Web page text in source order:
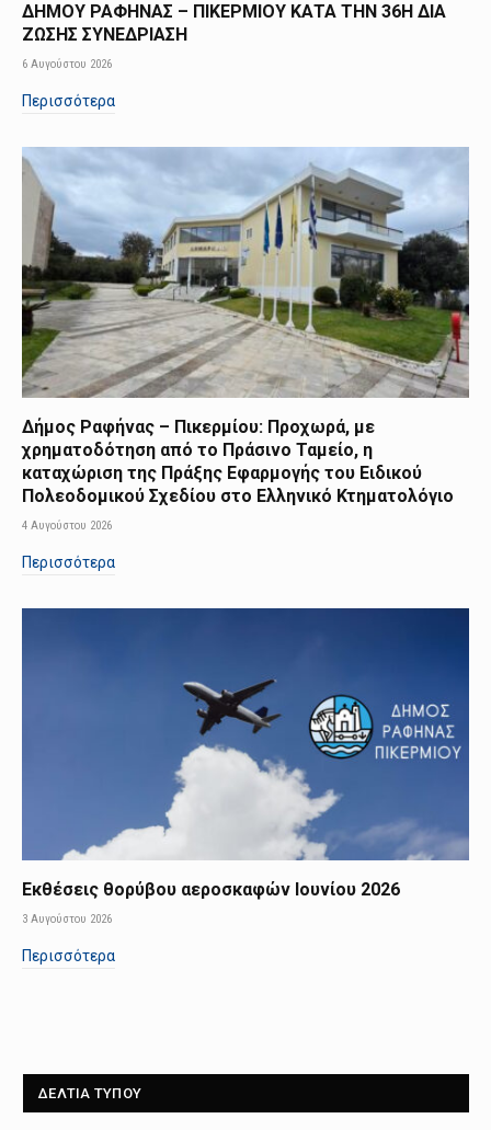
ΔΗΜΟΥ ΡΑΦΗΝΑΣ – ΠΙΚΕΡΜΙΟΥ ΚΑΤΑ ΤΗΝ 36Η ΔΙΑ
ΖΩΣΗΣ ΣΥΝΕΔΡΙΑΣΗ
6 Αυγούστου 2026
Περισσότερα
Δήμος Ραφήνας – Πικερμίου: Προχωρά, με
χρηματοδότηση από το Πράσινο Ταμείο, η
καταχώριση της Πράξης Εφαρμογής του Ειδικού
Πολεοδομικού Σχεδίου στο Ελληνικό Κτηματολόγιο
4 Αυγούστου 2026
Περισσότερα
Εκθέσεις θορύβου αεροσκαφών Ιουνίου 2026
3 Αυγούστου 2026
Περισσότερα
ΔΕΛΤΙΑ ΤΥΠΟΥ